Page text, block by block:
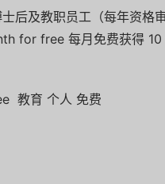
后及教职员工（每年资格审
for free 每月免费获得
教育 个人 免费